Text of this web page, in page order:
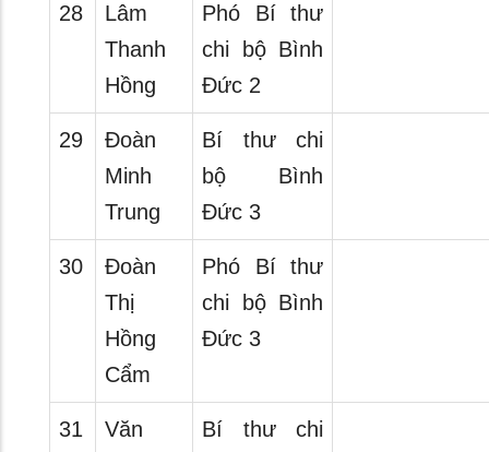
28
Lâm
Thanh
Hồng
Phó Bí thư
chi bộ Bình
Đức 2
29
Đoàn
Minh
Trung
Bí thư chi
bộ Bình
Đức 3
30
Đoàn
Thị
Hồng
Cẩm
Phó Bí thư
chi bộ Bình
Đức 3
31
Văn
Bí thư chi